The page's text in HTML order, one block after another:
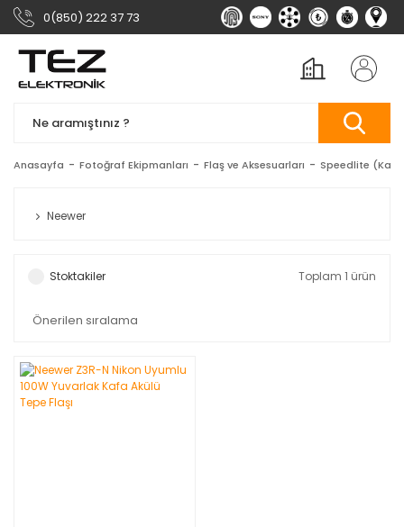
0(850) 222 37 73
Anasayfa Fotoğraf Ekipmanları Flaş ve Aksesuarları Speedlite
Neewer
Stoktakiler Toplam 1 ürün